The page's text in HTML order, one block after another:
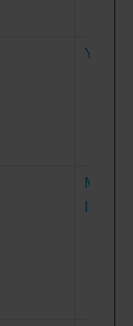
Meta
Inc.